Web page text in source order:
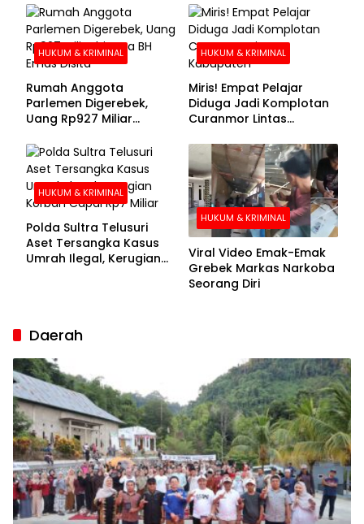
Buronan Segera
Menyerahkan Diri
HUKUM & KRIMINAL
Rumah Anggota
Parlemen Digerebek,
Uang Rp927 Miliar
HUKUM & KRIMINAL
Miris! Empat Pelajar
Diduga Jadi Komplotan
Curanmor Lintas
HUKUM & KRIMINAL
Polda Sultra Telusuri
Aset Tersangka Kasus
Umrah Ilegal, Kerugian
HUKUM & KRIMINAL
Viral Video Emak-Emak
Grebek Markas Narkoba
Seorang Diri
Daerah